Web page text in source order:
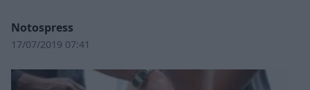
Notospress
17/07/2019 07:41